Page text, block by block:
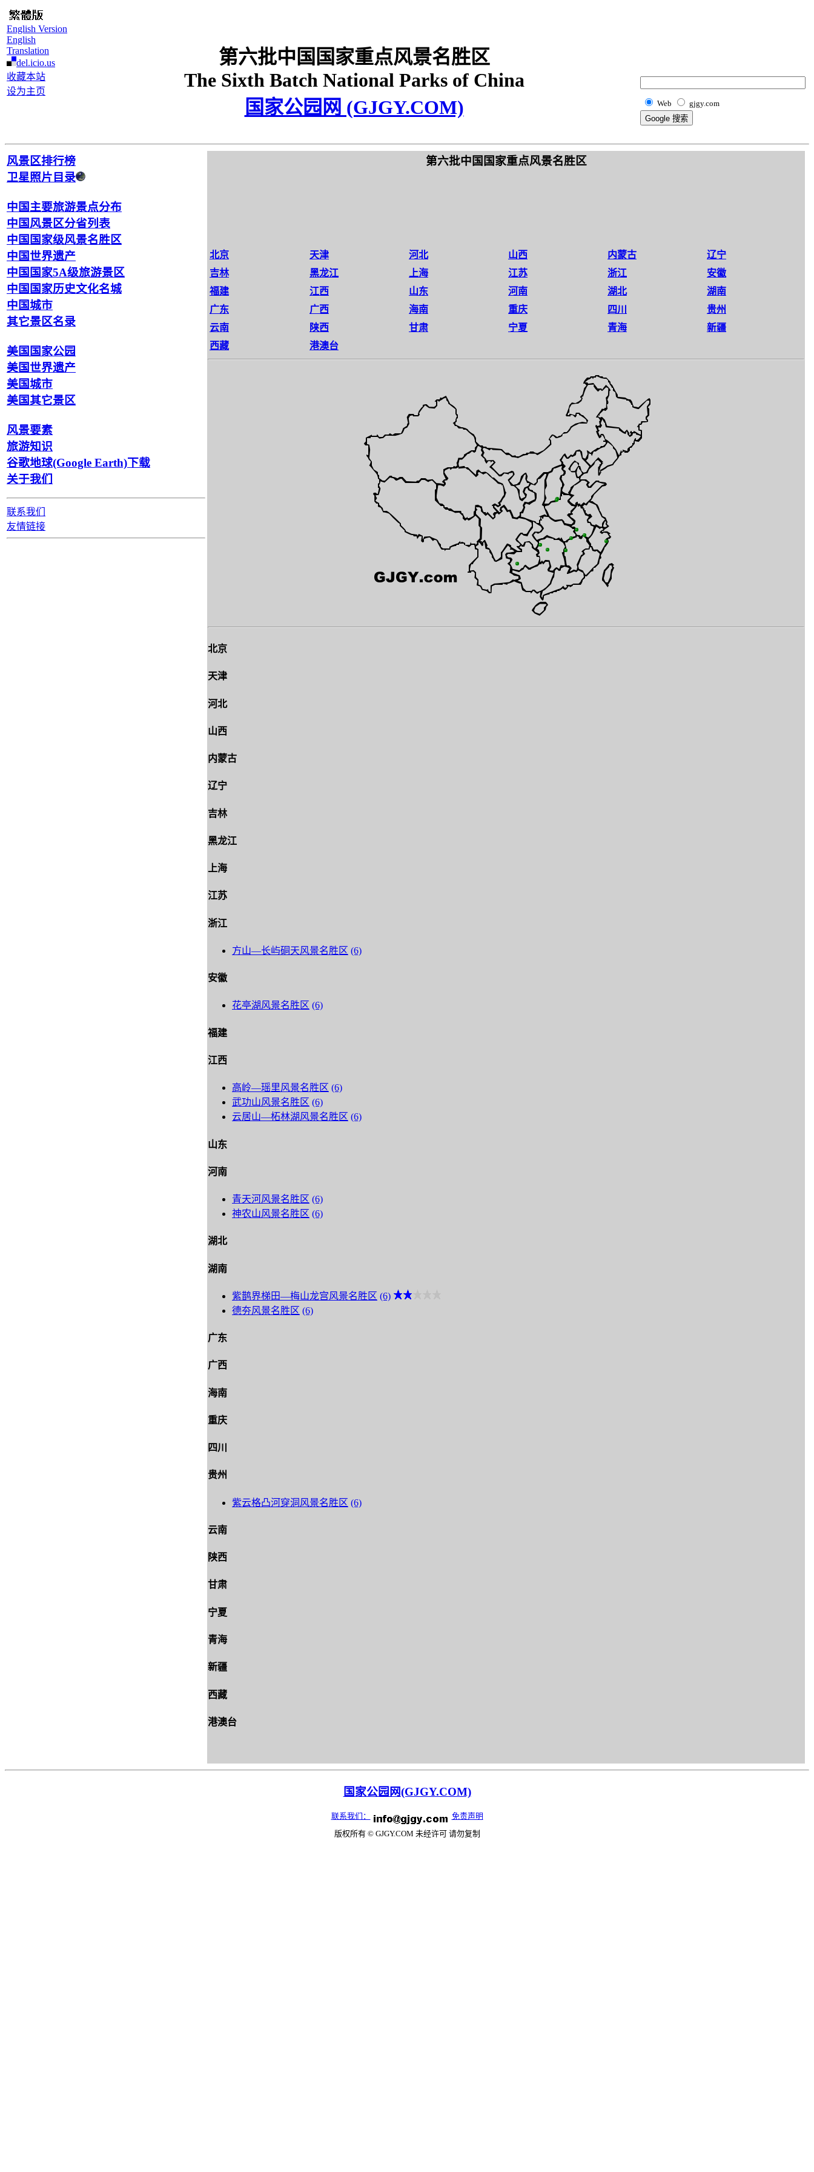
English Version
English
Translation
del.icio.us
收藏本站
设为主页
第六批中国国家重点风景名胜区
The Sixth Batch National Parks of China
国家公园网 (GJGY.COM)
Web gjgy.com
风景区排行榜
卫星照片目录
中国主要旅游景点分布
中国风景区分省列表
中国国家级风景名胜区
中国世界遗产
中国国家5A级旅游景区
中国国家历史文化名城
中国城市
其它景区名录
美国国家公园
美国世界遗产
美国城市
美国其它景区
风景要素
旅游知识
谷歌地球(Google Earth)下载
关于我们
联系我们
友情链接
第六批中国国家重点风景名胜区
北京 天津 河北 山西 内蒙古
辽宁
吉林
黑龙江 上海 江苏 浙江
安徽
福建
江西 山东 河南 湖北
湖南
广东
广西 海南 重庆 四川
贵州
云南
陕西 甘肃 宁夏 青海
新疆
西藏
港澳台
北京
天津
河北
山西
内蒙古
辽宁
吉林
黑龙江
上海
江苏
浙江
方山―长屿硐天风景名胜区 (6)
安徽
花亭湖风景名胜区 (6)
福建
江西
高岭―瑶里风景名胜区 (6)
武功山风景名胜区 (6)
云居山―柘林湖风景名胜区 (6)
山东
河南
青天河风景名胜区 (6)
神农山风景名胜区 (6)
湖北
湖南
紫鹊界梯田―梅山龙宫风景名胜区 (6)
德夯风景名胜区 (6)
广东
广西
海南
重庆
四川
贵州
紫云格凸河穿洞风景名胜区 (6)
云南
陕西
甘肃
宁夏
青海
新疆
西藏
港澳台
国家公园网(GJGY.COM)
联系我们：
免责声明
版权所有 © GJGY.COM 未经许可 请勿复制